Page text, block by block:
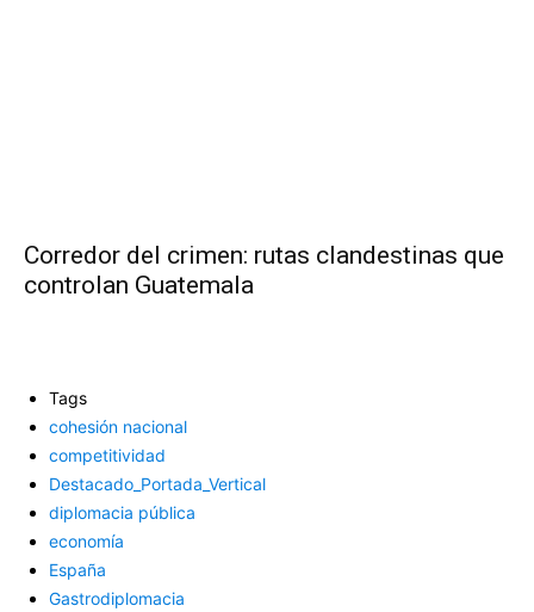
Corredor del crimen: rutas clandestinas que
controlan Guatemala
Tags
cohesión nacional
competitividad
Destacado_Portada_Vertical
diplomacia pública
economía
España
Gastrodiplomacia